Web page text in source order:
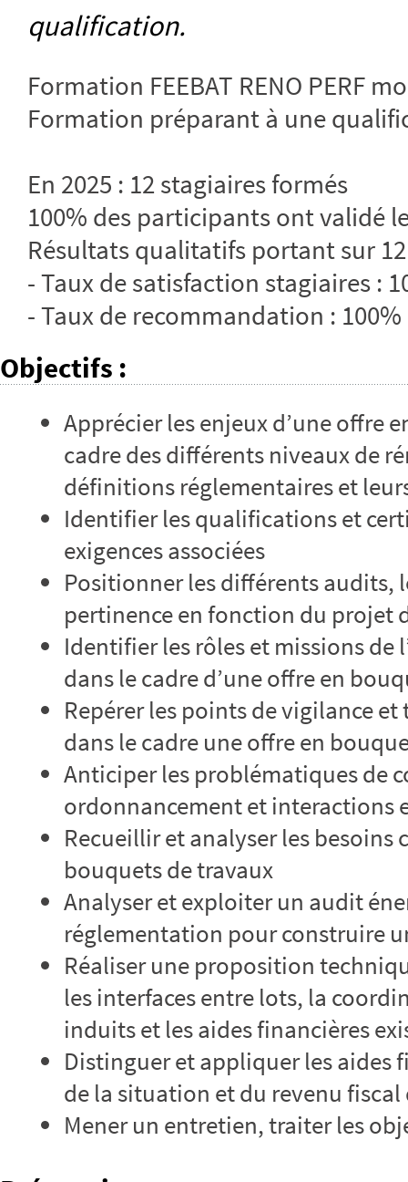
qualification.
Formation FEEBAT RENO PERF
Formation préparant à une
En 2025 : 12 stagiaires formés
100% des participants ont validé
Résultats qualitatifs portant sur
- Taux de satisfaction stagiaires :
- Taux de recommandation : 100%
Objectifs :
Apprécier les enjeux d’une offre
cadre des différents niveaux de
définitions réglementaires et
Identifier les qualifications et
exigences associées
Positionner les différents
pertinence en fonction du projet
Identifier les rôles et missions de
dans le cadre d’une offre en
Repérer les points de vigilance
dans le cadre une offre en
Anticiper les problématiques de
ordonnancement et interactions
Recueillir et analyser les besoins
bouquets de travaux
Analyser et exploiter un audit
réglementation pour construire
Réaliser une proposition
les interfaces entre lots, la
induits et les aides financières
Distinguer et appliquer les aides
de la situation et du revenu
Mener un entretien, traiter les